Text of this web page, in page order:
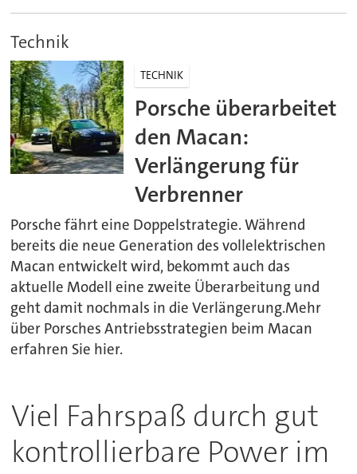
Technik
TECHNIK
Porsche überarbeitet
den Macan:
Verlängerung für
Verbrenner
Porsche fährt eine Doppelstrategie. Während
bereits die neue Generation des vollelektrischen
Macan entwickelt wird, bekommt auch das
aktuelle Modell eine zweite Überarbeitung und
geht damit nochmals in die Verlängerung.Mehr
über Porsches Antriebsstrategien beim Macan
erfahren Sie hier.
Viel Fahrspaß durch gut
kontrollierbare Power im